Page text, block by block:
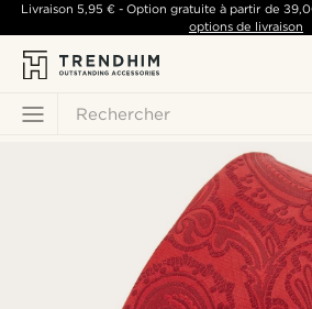
Rechercher
Livraison 5,95 €- Option gratuite à partir de
options de livraison